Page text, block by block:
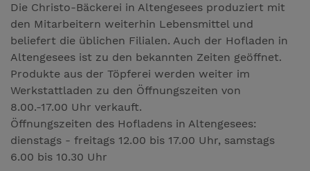
Die Christo-Bäckerei in Altengesees produziert mit
den Mitarbeitern weiterhin Lebensmittel und
beliefert die üblichen Filialen. Auch der Hofladen in
Altengesees ist zu den bekannten Zeiten geöffnet.
Produkte aus der Töpferei werden weiter im
Werkstattladen zu den Öffnungszeiten von
8.00.-17.00 Uhr verkauft.
Öffnungszeiten des Hofladens in Altengesees:
dienstags - freitags 12.00 bis 17.00 Uhr, samstags
6.00 bis 10.30 Uhr